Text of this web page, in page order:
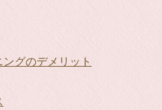
グのデメリット